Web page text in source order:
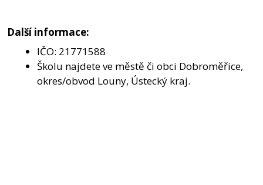
Další informace:
IČO: 21771588
Školu najdete ve městě či obci Dobroměřice,
okres/obvod Louny, Ústecký kraj.